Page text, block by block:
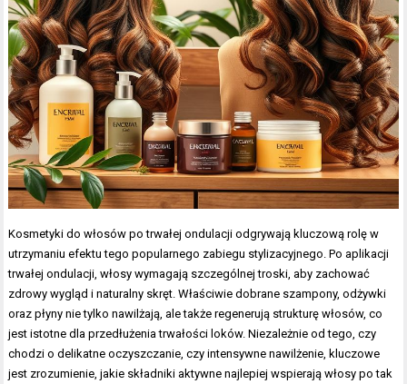
Kosmetyki do włosów po trwałej ondulacji odgrywają kluczową rolę w
utrzymaniu efektu tego popularnego zabiegu stylizacyjnego. Po aplikacji
trwałej ondulacji, włosy wymagają szczególnej troski, aby zachować
zdrowy wygląd i naturalny skręt. Właściwie dobrane szampony, odżywki
oraz płyny nie tylko nawilżają, ale także regenerują strukturę włosów, co
jest istotne dla przedłużenia trwałości loków. Niezależnie od tego, czy
chodzi o delikatne oczyszczanie, czy intensywne nawilżenie, kluczowe
jest zrozumienie, jakie składniki aktywne najlepiej wspierają włosy po tak